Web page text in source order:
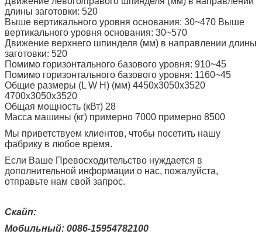
длины заготовки: 520
Выше вертикального уровня основания: 30~470 Выше
вертикального уровня основания: 30~570
Движение верхнего шпинделя (мм) в направлении длины
заготовки: 520
Помимо горизонтального базового уровня: 910~45
Помимо горизонтального базового уровня: 1160~45
Общие размеры (L W H) (мм) 4450x3050x3520
4700x3050x3520
Общая мощность (кВт) 28
Масса машины (кг) примерно 7000 примерно 8500
Мы приветствуем клиентов, чтобы посетить нашу
фабрику в любое время.
Если Ваше Превосходительство нуждается в
дополнительной информации о нас, пожалуйста,
отправьте нам свой запрос.
Скайп:
Мобильный: 0086-15954782100